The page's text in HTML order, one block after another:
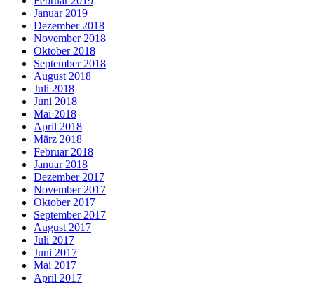
Januar 2019
Dezember 2018
November 2018
Oktober 2018
September 2018
August 2018
Juli 2018
Juni 2018
Mai 2018
April 2018
März 2018
Februar 2018
Januar 2018
Dezember 2017
November 2017
Oktober 2017
September 2017
August 2017
Juli 2017
Juni 2017
Mai 2017
April 2017